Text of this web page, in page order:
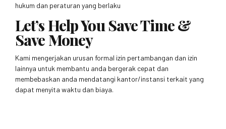
hukum dan peraturan yang berlaku
Let’s Help You Save Time &
Save Money
Kami mengerjakan urusan formal izin pertambangan dan izin
lainnya untuk membantu anda bergerak cepat dan
membebaskan anda mendatangi kantor/instansi terkait yang
dapat menyita waktu dan biaya.